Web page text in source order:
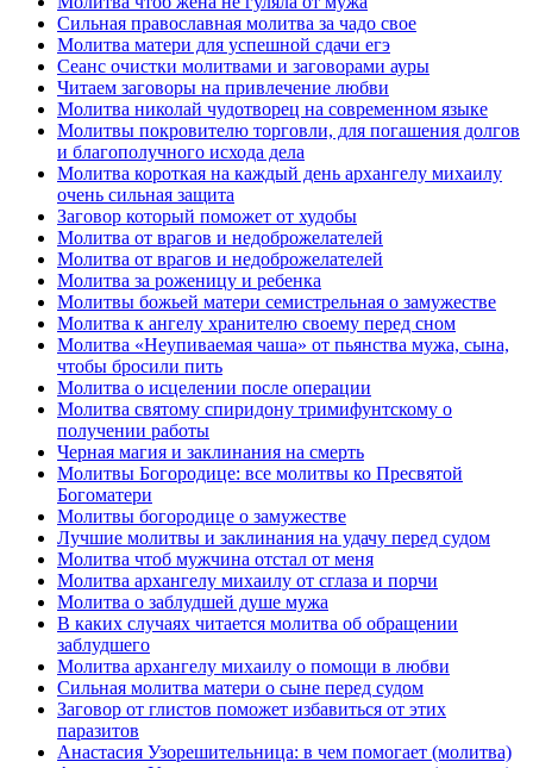
Сильная православная молитва за чадо свое
Молитва матери для успешной сдачи егэ
Сеанс очистки молитвами и заговорами ауры
Читаем заговоры на привлечение любви
Молитва николай чудотворец на современном языке
Молитвы покровителю торговли, для погашения долгов
и благополучного исхода дела
Молитва короткая на каждый день архангелу михаилу
очень сильная защита
Заговор который поможет от худобы
Молитва от врагов и недоброжелателей
Молитва от врагов и недоброжелателей
Молитва за роженицу и ребенка
Молитвы божьей матери семистрельная о замужестве
Молитва к ангелу хранителю своему перед сном
Молитва «Неупиваемая чаша» от пьянства мужа, сына,
чтобы бросили пить
Молитва о исцелении после операции
Молитва святому спиридону тримифунтскому о
получении работы
Черная магия и заклинания на смерть
Молитвы Богородице: все молитвы ко Пресвятой
Богоматери
Молитвы богородице о замужестве
Лучшие молитвы и заклинания на удачу перед судом
Молитва чтоб мужчина отстал от меня
Молитва архангелу михаилу от сглаза и порчи
Молитва о заблудшей душе мужа
В каких случаях читается молитва об обращении
заблудшего
Молитва архангелу михаилу о помощи в любви
Сильная молитва матери о сыне перед судом
Заговор от глистов поможет избавиться от этих
паразитов
Анастасия Узорешительница: в чем помогает (молитва)